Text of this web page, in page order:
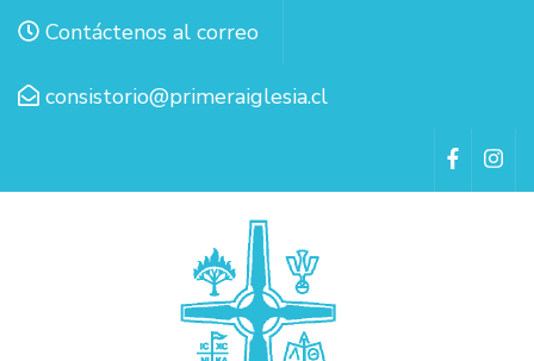
Contáctenos al correo
consistorio@primeraiglesia.cl